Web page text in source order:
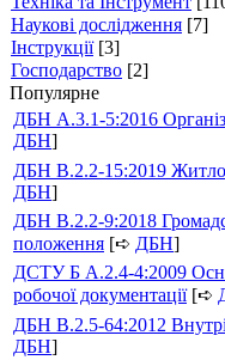
Наукові дослідження [7]
Інструкції [3]
Господарство [2]
Популярне
ДБН А.3.1-5:2016
ДБН]
ДБН В.2.2-15:2019
ДБН]
ДБН В.2.2-9:2018
положення [➪ ДБН]
ДСТУ Б А.2.4-4:2009
робочої документації[➪
ДБН В.2.5-64:2012
ДБН]